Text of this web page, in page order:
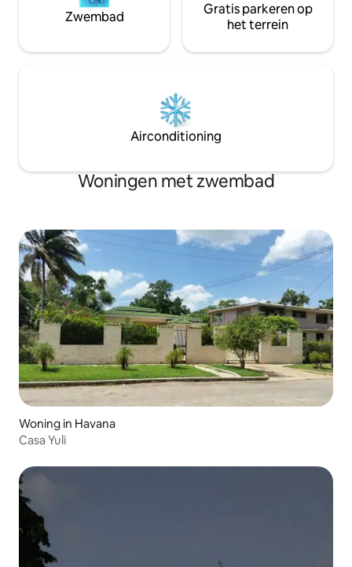
Zwembad
Gratis parkeren op
het terrein
Airconditioning
Woningen met zwembad
Woning in Havana
Casa Yuli